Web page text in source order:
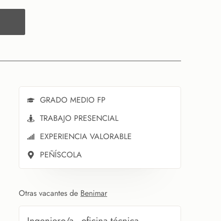
GRADO MEDIO FP
TRABAJO PRESENCIAL
EXPERIENCIA VALORABLE
PEÑÍSCOLA
Otras vacantes de Benimar